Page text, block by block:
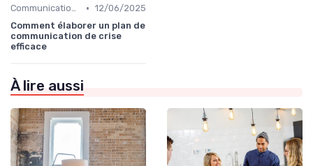
Communication de crise • 12/06/2025
Comment élaborer un plan de
communication de crise
efficace
À lire aussi